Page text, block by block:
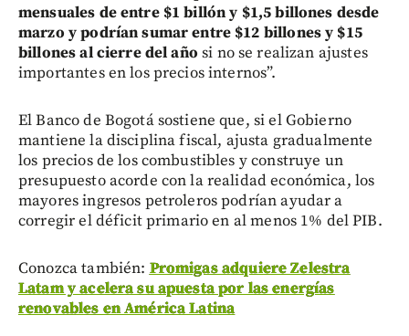
mensuales de entre $1 billón y $1,5 billones desde
marzo y podrían sumar entre $12 billones y $15
billones al cierre del año si no se realizan ajustes
importantes en los precios internos”.
El Banco de Bogotá sostiene que, si el Gobierno
mantiene la disciplina fiscal, ajusta gradualmente
los precios de los combustibles y construye un
presupuesto acorde con la realidad económica, los
mayores ingresos petroleros podrían ayudar a
corregir el déficit primario en al menos 1% del PIB.
Conozca también: Promigas adquiere Zelestra
Latam y acelera su apuesta por las energías
renovables en América Latina